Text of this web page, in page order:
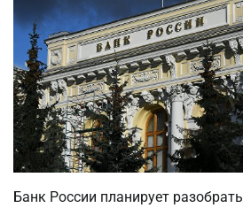
Банк России планирует